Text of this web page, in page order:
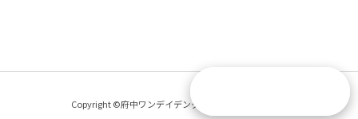
ホワイトニングについて
Copyright ©府中ワンデイデンタル All Rights Reserved.